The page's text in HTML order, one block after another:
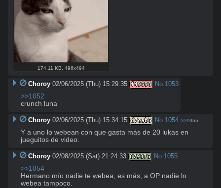
174.11 KB,496x494
Choroy 02/06/2025 (Thu) 15:29:35 f49698 No. 1053
>>1052
crunch luna
Choroy 02/06/2025 (Thu) 15:34:15 d7cab6 No. 1054 >>1055
Y a uno lo webean con que gasta más de 20 lukas en
jueguitos de video.
Choroy 02/08/2025 (Sat) 21:24:33 879876 No. 1055
>>1054
Hermano mío nadie te webea, es más, a OP nadie lo
webea tampoco.